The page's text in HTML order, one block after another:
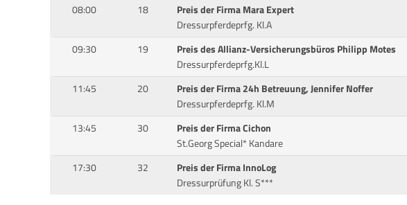
08:00 18
Preis der Firma Mara Expert
Dressurpferdeprfg. Kl.A
09:30 19
Preis des Allianz-Versicherungsbüros Philipp Motes
Dressurpferdeprfg.Kl.L
11:45 20
Preis der Firma 24h Betreuung, Jennifer Noffer
Dressurpferdeprfg. Kl.M
13:45 30
Preis der Firma Cichon
St.Georg Special* Kandare
17:30 32
Preis der Firma InnoLog
Dressurprüfung Kl. S***